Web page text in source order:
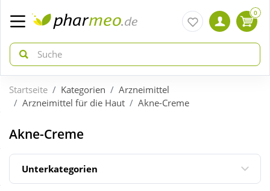
zurück
ÜBERSICHT AKTIONEN
Aktuelle Coupons
zurück
ÜBERSICHT KATEGORIEN
Arzneimittel
0
Startseite Kategorien
Arzneimittel
Arzneimittel für die Haut
Akne-Creme
Akne-Creme
Unterkategorien